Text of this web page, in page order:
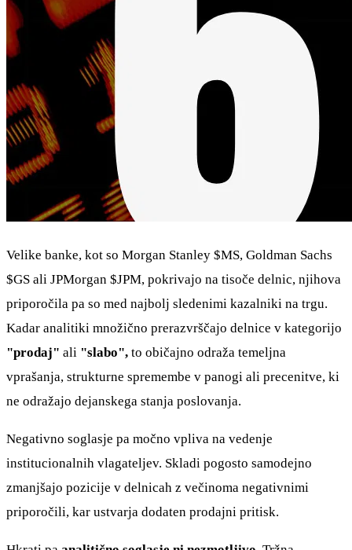
Velike banke, kot so Morgan Stanley $MS, Goldman Sachs
$GS ali JPMorgan $JPM, pokrivajo na tisoče delnic, njihova
priporočila pa so med najbolj sledenimi kazalniki na trgu.
Kadar analitiki množično prerazvrščajo delnice v kategorijo
"prodaj" ali "slabo", to običajno odraža temeljna
vprašanja, strukturne spremembe v panogi ali precenitve, ki
ne odražajo dejanskega stanja poslovanja.
Negativno soglasje pa močno vpliva na vedenje
institucionalnih vlagateljev. Skladi pogosto samodejno
zmanjšajo pozicije v delnicah z večinoma negativnimi
priporočili, kar ustvarja dodaten prodajni pritisk.